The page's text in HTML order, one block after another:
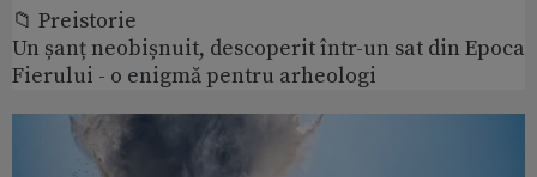
📁 Preistorie
Un șanț neobișnuit, descoperit într-un sat din Epoca
Fierului - o enigmă pentru arheologi